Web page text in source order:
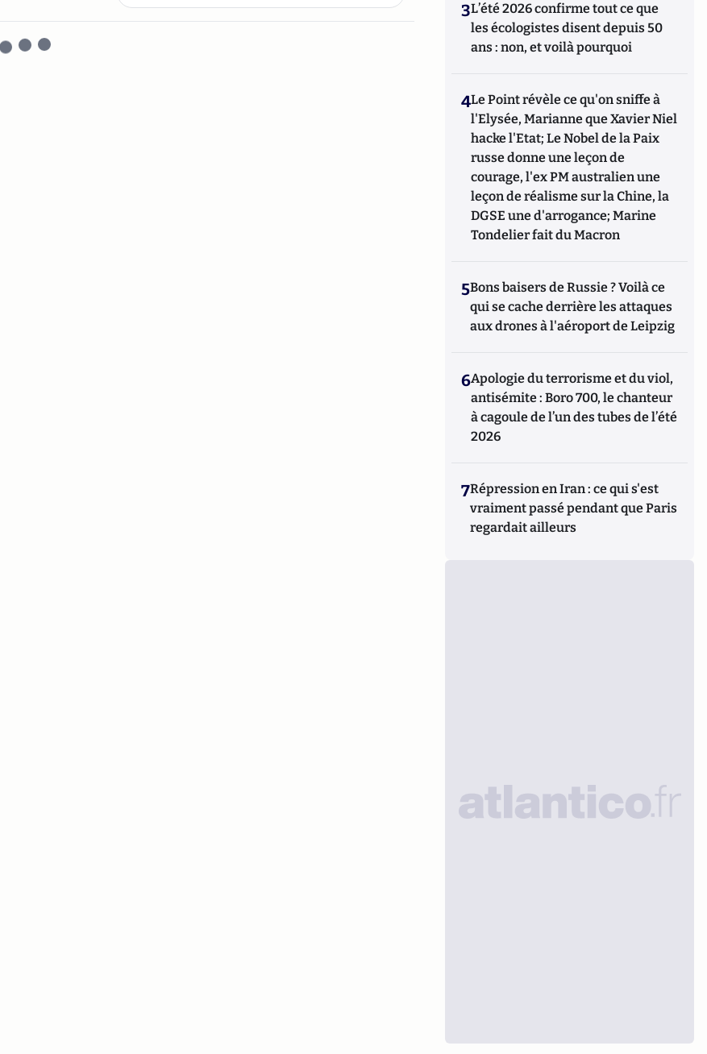
3L’été 2026 confirme tout ce que
les écologistes disent depuis 50
ans : non, et voilà pourquoi
4Le Point révèle ce qu'on sniffe à
l'Elysée, Marianne que Xavier Niel
hacke l'Etat; Le Nobel de la Paix
russe donne une leçon de
courage, l'ex PM australien une
leçon de réalisme sur la Chine, la
DGSE une d'arrogance; Marine
Tondelier fait du Macron
5Bons baisers de Russie ? Voilà ce
qui se cache derrière les attaques
aux drones à l'aéroport de Leipzig
6Apologie du terrorisme et du viol,
antisémite : Boro 700, le chanteur
à cagoule de l’un des tubes de l’été
2026
7Répression en Iran : ce qui s'est
vraiment passé pendant que Paris
regardait ailleurs